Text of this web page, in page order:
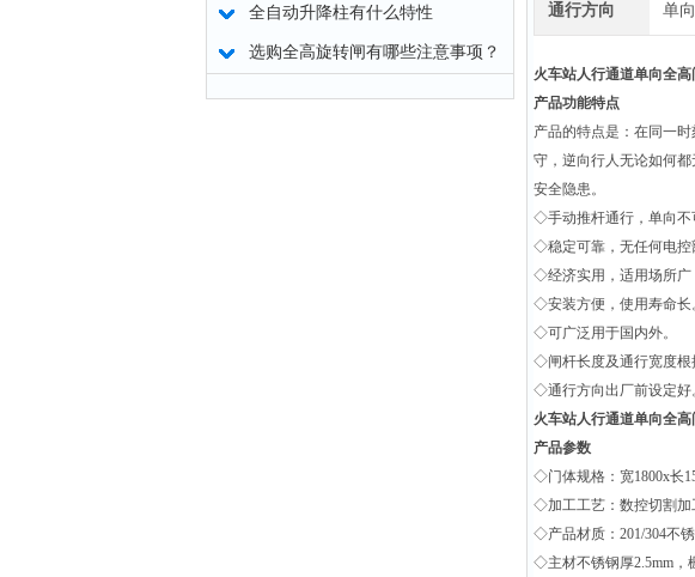
全自动升降柱有什么特性
选购全高旋转闸有哪些注意事项？
通行方向 单向
火车站人行通道单向全
产品功能特点
产品的特点是：在同一
守，逆向行人无论如何
安全隐患。
◇手动推杆通行，单向不
◇稳定可靠，无任何电控
◇经济实用，适用场所广
◇安装方便，使用寿命长
◇可广泛用于国内外。
◇闸杆长度及通行宽度根
◇通行方向出厂前设定好
火车站人行通道单向全
产品参数
◇门体规格：宽1800x长
◇加工工艺：数控切割加
◇产品材质：201/304不
◇主材不锈钢厚2.5mm，